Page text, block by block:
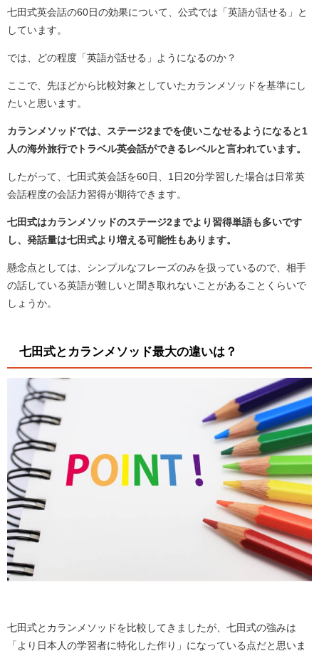
七田式英会話の60日の効果について、公式では「英語が話せる」と
しています。
では、どの程度「英語が話せる」ようになるのか？
ここで、先ほどから比較対象としていたカランメソッドを基準にし
たいと思います。
カランメソッドでは、ステージ2までを使いこなせるようになると1
人の海外旅行でトラベル英会話ができるレベルと言われています。
したがって、七田式英会話を60日、1日20分学習した場合は日常英
会話程度の会話力習得が期待できます。
七田式はカランメソッドのステージ2までより習得単語も多いです
し、発話量は七田式より増える可能性もあります。
懸念点としては、シンプルなフレーズのみを扱っているので、相手
の話している英語が難しいと聞き取れないことがあることくらいで
しょうか。
七田式とカランメソッド最大の違いは？
七田式とカランメソッドを比較してきましたが、七田式の強みは
「より日本人の学習者に特化した作り」になっている点だと思いま